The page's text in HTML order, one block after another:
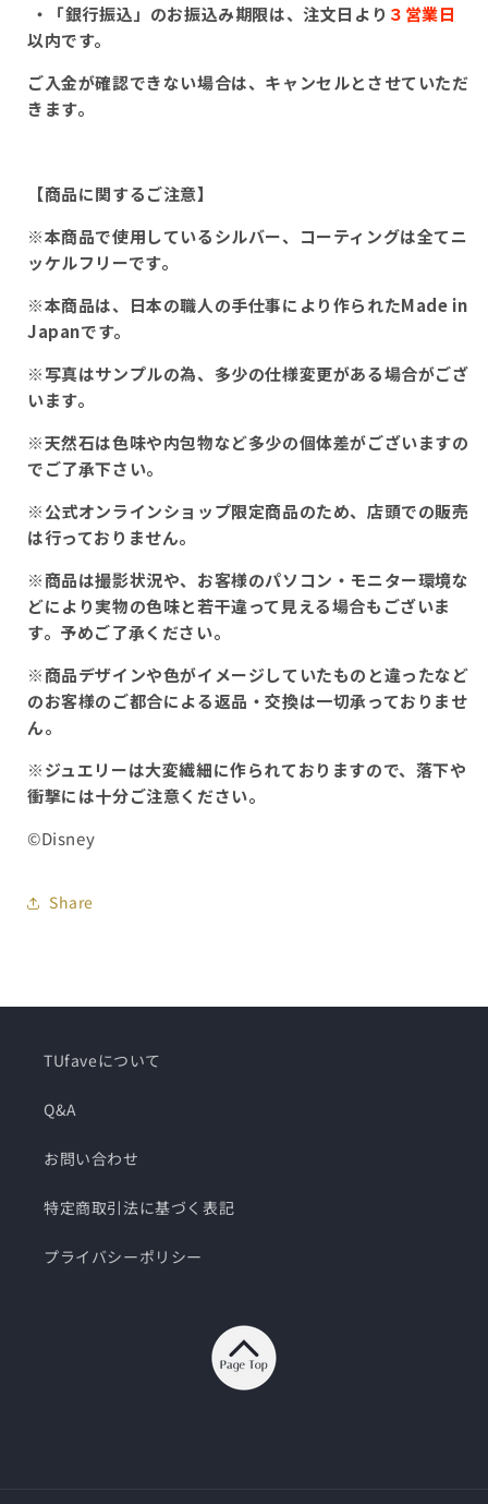
・「銀行振込」のお振込み期限は、注文日より ３営業日
以内です。
ご入金が確認できない場合は、キャンセルとさせていただ
きます。
【商品に関するご注意】
※本商品で使用しているシルバー、コーティングは全てニ
ッケルフリーです。
※本商品は、日本の職人の手仕事により作られたMade in
Japanです。
※写真はサンプルの為、多少の仕様変更がある場合がござ
います。
※天然石は色味や内包物など多少の個体差がございますの
でご了承下さい。
※公式オンラインショップ限定商品のため、店頭での販売
は行っておりません。
※商品は撮影状況や、お客様のパソコン・モニター環境な
どにより実物の色味と若干違って見える場合もございま
す。予めご了承ください。
※商品デザインや色がイメージしていたものと違ったなど
のお客様のご都合による返品・交換は一切承っておりませ
ん。
※ジュエリーは大変繊細に作られておりますので、落下や
衝撃には十分ご注意ください。
©Disney
Share
TUfaveについて
Q&A
お問い合わせ
特定商取引法に基づく表記
プライバシーポリシー